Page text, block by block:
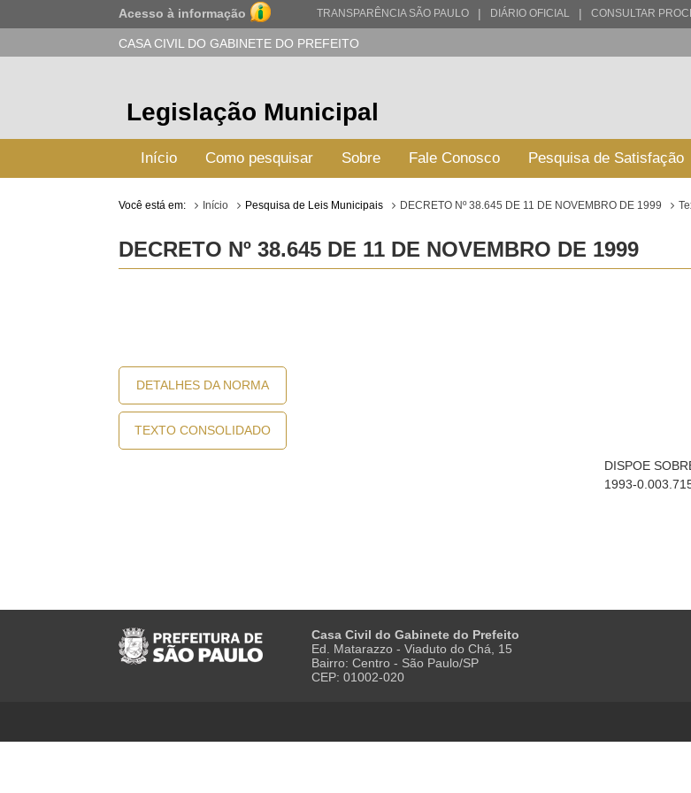
Acesso à informação TRANSPARÊNCIA SÃO PAULO | DIÁRIO OFICIAL | CONSULTAR
CASA CIVIL DO GABINETE DO PREFEITO
Legislação Municipal
Início Como pesquisar Sobre Fale Conosco Pesquisa de Satisfação
Você está em: Início Pesquisa de Leis Municipais DECRETO Nº 38.645 DE 11 DE NOVEMBRO DE 1999
DECRETO Nº 38.645 DE 11 DE NOVEMBRO DE 1999
DETALHES DA NORMA
TEXTO CONSOLIDADO
DISPOE
1993-
Casa Civil do Gabinete do Prefeito
Ed. Matarazzo - Viaduto do Chá, 15
Bairro: Centro - São Paulo/SP
CEP: 01002-020